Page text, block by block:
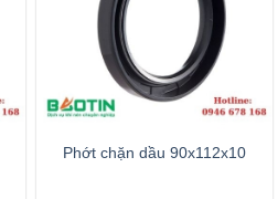
Phớt chặn dầu 90x112x10